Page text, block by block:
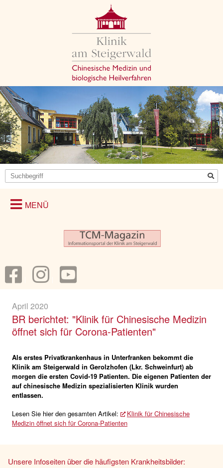
April 2020
BR berichtet: "Klinik für Chinesische Medizin
öffnet sich für Corona-Patienten"
Als erstes Privatkrankenhaus in Unterfranken bekommt die
Klinik am Steigerwald in Gerolzhofen (Lkr. Schweinfurt) ab
morgen die ersten Covid-19 Patienten. Die eigenen Patienten der
auf chinesische Medizin spezialisierten Klinik wurden
entlassen.
Lesen Sie hier den gesamten Artikel:
Klinik für Chinesische
Medizin öffnet sich für Corona-Patienten
Unsere Infoseiten über die häufigsten Krankheitsbilder: